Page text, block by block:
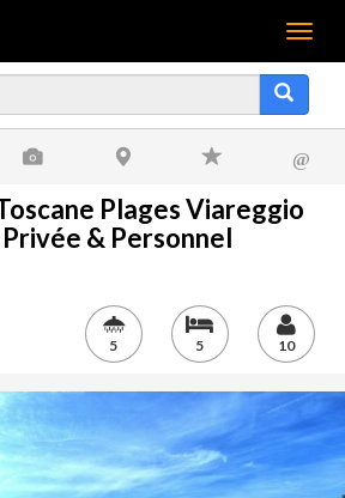
Menu
@
Plages Viareggio
Privée & Personnel
5 5 10